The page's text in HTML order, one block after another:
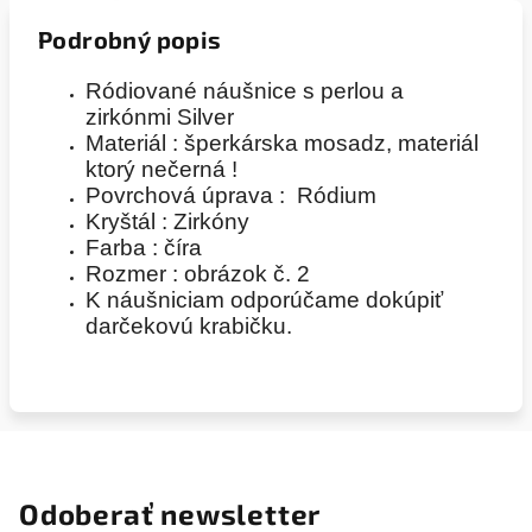
Podrobný popis
Ródiované náušnice s perlou a
zirkónmi Silver
Materiál : šperkárska mosadz, materiál
ktorý nečerná !
Povrchová úprava : Ródium
Kryštál : Zirkóny
Farba : číra
Rozmer : obrázok č. 2
K náušniciam odporúčame dokúpiť
darčekovú krabičku.
Odoberať newsletter